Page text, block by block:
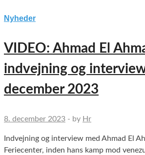
Nyheder
VIDEO: Ahmad El
indvejning og
december 2023
8. december 2023 - by Hr
Indvejning og interview med Ahmad El
Feriecenter, inden hans kamp mod